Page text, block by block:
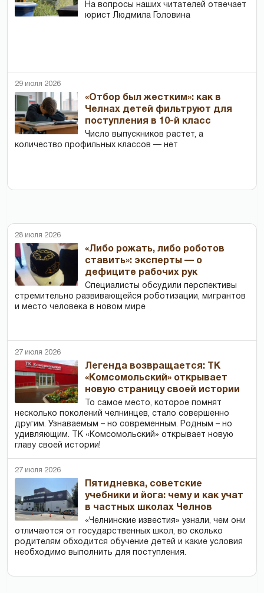
На вопросы наших читателей отвечает
юрист Людмила Головина
29 июля 2026
«Отбор был жестким»: как в
Челнах детей фильтруют для
поступления в 10-й класс
Число выпускников растет, а
количество профильных классов — нет
28 июля 2026
«Либо рожать, либо роботов
ставить»: эксперты — о
дефиците рабочих рук
Специалисты обсудили перспективы
стремительно развивающейся роботизации, мигрантов
и место человека в новом мире
27 июля 2026
Легенда возвращается: ТК
«Комсомольский» открывает
новую страницу своей истории
То самое место, которое помнят
несколько поколений челнинцев, стало совершенно
другим. Узнаваемым – но современным. Родным – но
удивляющим. ТК «Комсомольский» открывает новую
главу своей истории!
27 июля 2026
Пятидневка, советские
учебники и йога: чему и как учат
в частных школах Челнов
«Челнинские известия» узнали, чем они
отличаются от государственных школ, во сколько
родителям обходится обучение детей и какие условия
необходимо выполнить для поступления.